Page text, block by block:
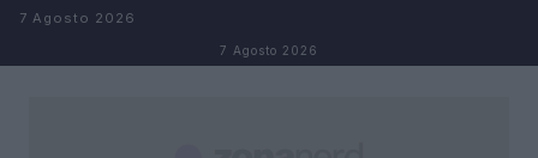
Salta al contenuto
7 Agosto 2026
7 Agosto 2026